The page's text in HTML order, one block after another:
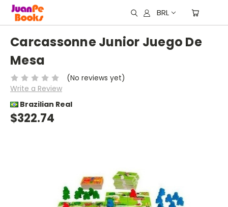
BRL
Carcassonne Junior Juego De
Mesa
(No reviews yet)
Write a Review
Brazilian Real
$322.74